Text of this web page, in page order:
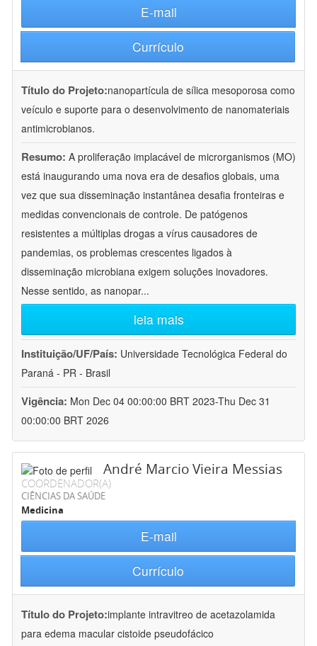
E-mail
Currículo
Título do Projeto:nanopartícula de sílica mesoporosa como
veículo e suporte para o desenvolvimento de nanomateriais
antimicrobianos.
Resumo: A proliferação implacável de microrganismos (MO)
está inaugurando uma nova era de desafios globais, uma
vez que sua disseminação instantânea desafia fronteiras e
medidas convencionais de controle. De patógenos
resistentes a múltiplas drogas a vírus causadores de
pandemias, os problemas crescentes ligados à
disseminação microbiana exigem soluções inovadores.
Nesse sentido, as nanopar...
leia mais
Instituição/UF/País: Universidade Tecnológica Federal do
Paraná - PR - Brasil
Vigência: Mon Dec 04 00:00:00 BRT 2023-Thu Dec 31
00:00:00 BRT 2026
André Marcio Vieira Messias
COORDENADOR(A)
CIÊNCIAS DA SAÚDE
Medicina
E-mail
Currículo
Título do Projeto:implante intravitreo de acetazolamida
para edema macular cistoide pseudofácico